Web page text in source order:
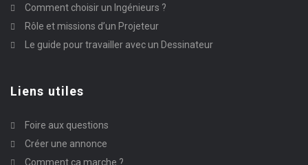
Comment choisir un Ingénieurs ?
Rôle et missions d’un Projeteur
Le guide pour travailler avec un Dessinateur
Liens utiles
Foire aux questions
Créer une annonce
Comment ça marche ?